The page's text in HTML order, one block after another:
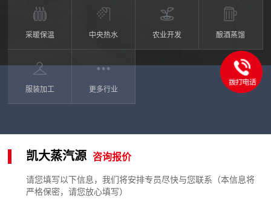
采暖保温 中央热水 农业开发 酿酒蒸馏
服装加工 更多行业
凯大蒸汽源 咨询报价
请您填写以下信息，我们将安排专员尽快与您联系（本信息将
严格保密，请您放心填写）